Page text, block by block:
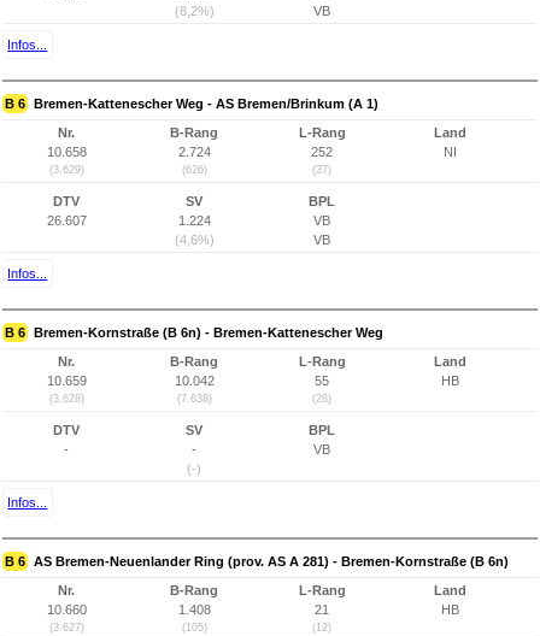
(8,2%)
VB
Infos...
B 6 Bremen-Kattenescher Weg - AS Bremen/Brinkum (A 1)
Nr.
10.658
(3.629)
B-Rang
2.724
(626)
L-Rang
252
(37)
Land
NI
DTV
26.607
SV
1.224
(4,6%)
BPL
VB
VB
Infos...
B 6 Bremen-Kornstraße (B 6n) - Bremen-Kattenescher Weg
Nr.
10.659
(3.628)
B-Rang
10.042
(7.638)
L-Rang
55
(28)
Land
HB
DTV
-
SV
-
(-)
BPL
VB
Infos...
B 6 AS Bremen-Neuenlander Ring (prov. AS A 281) - Bremen-Kornstraße (B 6n)
Nr.
10.660
(3.627)
B-Rang
1.408
(105)
L-Rang
21
(12)
Land
HB